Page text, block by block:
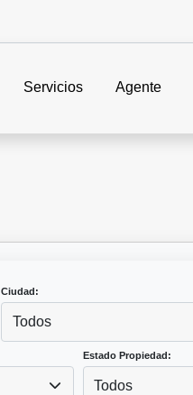
Servicios Agente
Ciudad:
Todos
Estado Propiedad:
Todos